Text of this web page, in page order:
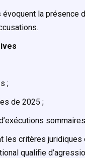
la
;
de 2025 ;
critères juridiques
qualifie